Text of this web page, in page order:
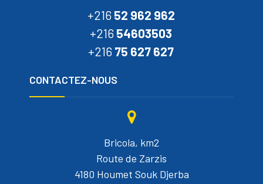
+216 52 962 962
+216 54603503
+216 75 627 627
CONTACTEZ-NOUS
Bricola, km2
Route de Zarzis
4180 Houmet Souk Djerba